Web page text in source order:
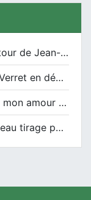
Une rencontre autour de Jean-Claude Suaudeau
Bernard Verret en dédicaces le samedi 13 décembre à l’Espace Culturel Atlantis
« Saupin mon amour » au salon du livre de Trentemoult
Un nouveau tirage pour le Docu-BD